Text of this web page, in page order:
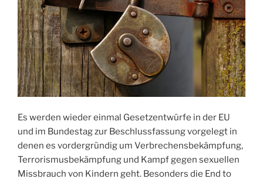
Es werden wieder einmal Gesetzentwürfe in der EU
und im Bundestag zur Beschlussfassung vorgelegt in
denen es vordergründig um Verbrechensbekämpfung,
Terrorismusbekämpfung und Kampf gegen sexuellen
Missbrauch von Kindern geht. Besonders die End to